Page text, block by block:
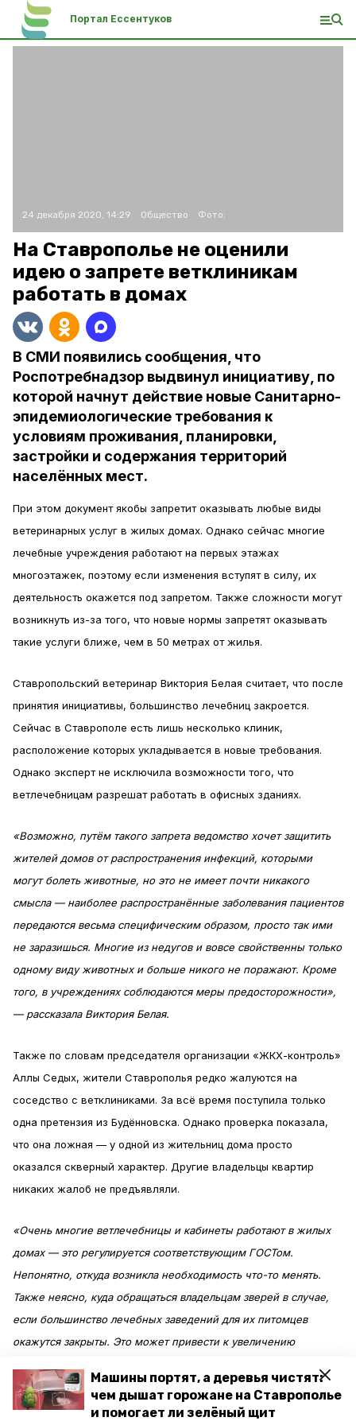
Машины портят, а деревья чистят:
чем дышат горожане на Ставрополье
и помогает ли зелёный щит
Портал Ессентуков
24 декабря 2020, 14:29 Общество Фото:
На Ставрополье не оценили
идею о запрете ветклиникам
работать в домах
В СМИ появились сообщения, что
Роспотребнадзор выдвинул инициативу, по
которой начнут действие новые Санитарно-
эпидемиологические требования к
условиям проживания, планировки,
застройки и содержания территорий
населённых мест.
При этом документ якобы запретит оказывать любые виды
ветеринарных услуг в жилых домах. Однако сейчас многие
лечебные учреждения работают на первых этажах
многоэтажек, поэтому если изменения вступят в силу, их
деятельность окажется под запретом. Также сложности могут
возникнуть из-за того, что новые нормы запретят оказывать
такие услуги ближе, чем в 50 метрах от жилья.
Ставропольский ветеринар Виктория Белая считает, что после
принятия инициативы, большинство лечебниц закроется.
Сейчас в Ставрополе есть лишь несколько клиник,
расположение которых укладывается в новые требования.
Однако эксперт не исключила возможности того, что
ветлечебницам разрешат работать в офисных зданиях.
«Возможно, путём такого запрета ведомство хочет защитить
жителей домов от распространения инфекций, которыми
могут болеть животные, но это не имеет почти никакого
смысла — наиболее распространённые заболевания пациентов
передаются весьма специфическим образом, просто так ими
не заразишься. Многие из недугов и вовсе свойственны только
одному виду животных и больше никого не поражают. Кроме
того, в учреждениях соблюдаются меры предосторожности»,
— рассказала Виктория Белая.
Также по словам председателя организации «ЖКХ-контроль»
Аллы Седых, жители Ставрополья редко жалуются на
соседство с ветклиниками. За всё время поступила только
одна претензия из Будённовска. Однако проверка показала,
что она ложная — у одной из жительниц дома просто
оказался скверный характер. Другие владельцы квартир
никаких жалоб не предъявляли.
«Очень многие ветлечебницы и кабинеты работают в жилых
домах — это регулируется соответствующим ГОСТом.
Непонятно, откуда возникла необходимость что-то менять.
Также неясно, куда обращаться владельцам зверей в случае,
если большинство лечебных заведений для их питомцев
окажутся закрыты. Это может привести к увеличению
По её словам, перед Новым годом почему-то часто